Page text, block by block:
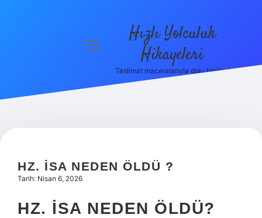
Hakkımızda
menüyü
Hızlı Yolculuk
Hikayeleri
Teslimat maceralarıyla dolu bilgiler!
HZ. İSA NEDEN ÖLDÜ ?
Tarih: Nisan 6, 2026
HZ. İSA NEDEN ÖLDÜ?